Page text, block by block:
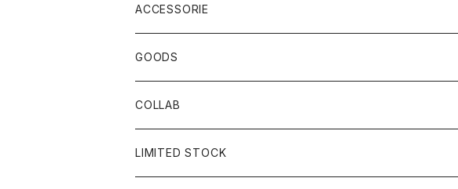
ACCESSORIE
CAP
BUCKET HAT
SOCKS
GOODS
STICKER
GLASS
COLLAB
×岩井ジョニ男
LIMITED STOCK